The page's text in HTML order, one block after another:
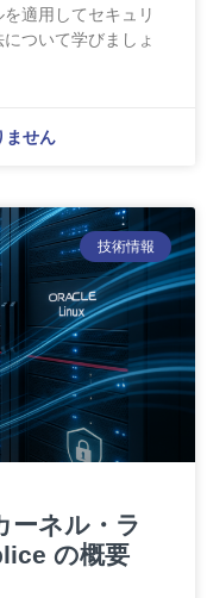
適用してセキュリ
ついて学びましょ
ません
技術情報
ネル・ラ
の概要